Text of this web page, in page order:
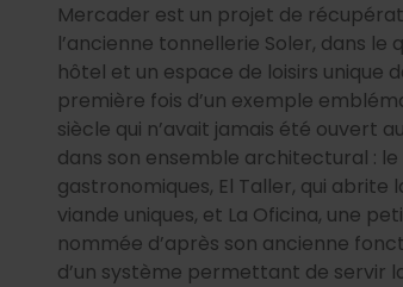
Mercader est un projet de
l’ancienne tonnellerie Soler, dans le
hôtel et un espace de loisirs unique
première fois d’un exemple
siècle qui n’avait jamais été ouvert
dans son ensemble architectural :
gastronomiques, El Taller, qui
viande uniques, et La Oficina, une
nommée d’après son ancienne
d’un système permettant de servir